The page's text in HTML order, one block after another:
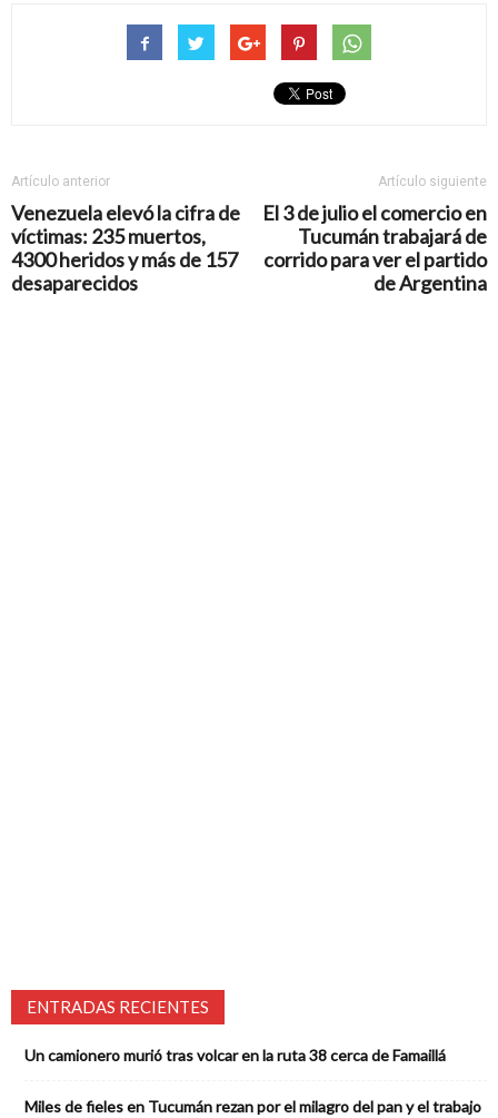
Artículo anterior
Venezuela elevó la cifra de
víctimas: 235 muertos,
4300 heridos y más de 157
desaparecidos
Artículo siguiente
El 3 de julio el comercio en
Tucumán trabajará de
corrido para ver el partido
de Argentina
ENTRADAS RECIENTES
Un camionero murió tras volcar en la ruta 38 cerca de Famaillá
Miles de fieles en Tucumán rezan por el milagro del pan y el trabajo